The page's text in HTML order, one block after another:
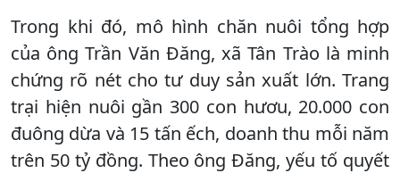
Trong khi đó, mô hình chăn nuôi tổng hợp
của ông Trần Văn Đăng, xã Tân Trào là minh
chứng rõ nét cho tư duy sản xuất lớn. Trang
trại hiện nuôi gần 300 con hươu, 20.000 con
đuông dừa và 15 tấn ếch, doanh thu mỗi năm
trên 50 tỷ đồng. Theo ông Đăng, yếu tố quyết